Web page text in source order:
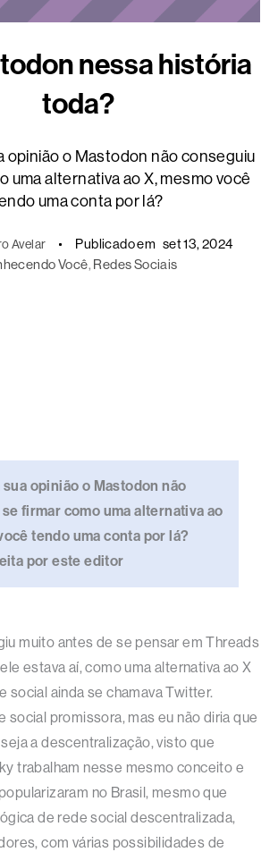
nessa história
toda?
opinião o Mastodon não conseguiu
uma alternativa ao X, mesmo você
uma conta por lá?
Avelar Publicado em set 13, 2024
Você, Redes Sociais
sua opinião o Mastodon não
firmar como uma alternativa ao
tendo uma conta por lá?
por este editor
muito antes de se pensar em Threads
estava aí, como uma alternativa ao X
social ainda se chamava Twitter.
social promissora, mas eu não diria que
a descentralização, visto que
trabalham nesse mesmo conceito e
no Brasil, mesmo que
de rede social descentralizada,
com várias possibilidades de